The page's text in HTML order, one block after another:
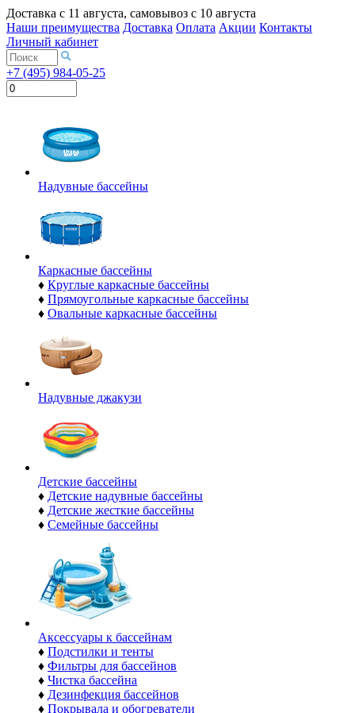
Доставка с 11 августа, самовывоз с 10 августа
Наши преимущества Доставка Оплата Акции Контакты
Личный кабинет
+7 (495) 984-05-25
Надувные бассейны
Каркасные бассейны
♦ Круглые каркасные бассейны
♦ Прямоугольные каркасные бассейны
♦ Овальные каркасные бассейны
Надувные джакузи
Детские бассейны
♦ Детские надувные бассейны
♦ Детские жесткие бассейны
♦ Семейные бассейны
Аксессуары к бассейнам
♦ Подстилки и тенты
♦ Фильтры для бассейнов
♦ Чистка бассейна
♦ Дезинфекция бассейнов
♦ Покрывала и обогреватели